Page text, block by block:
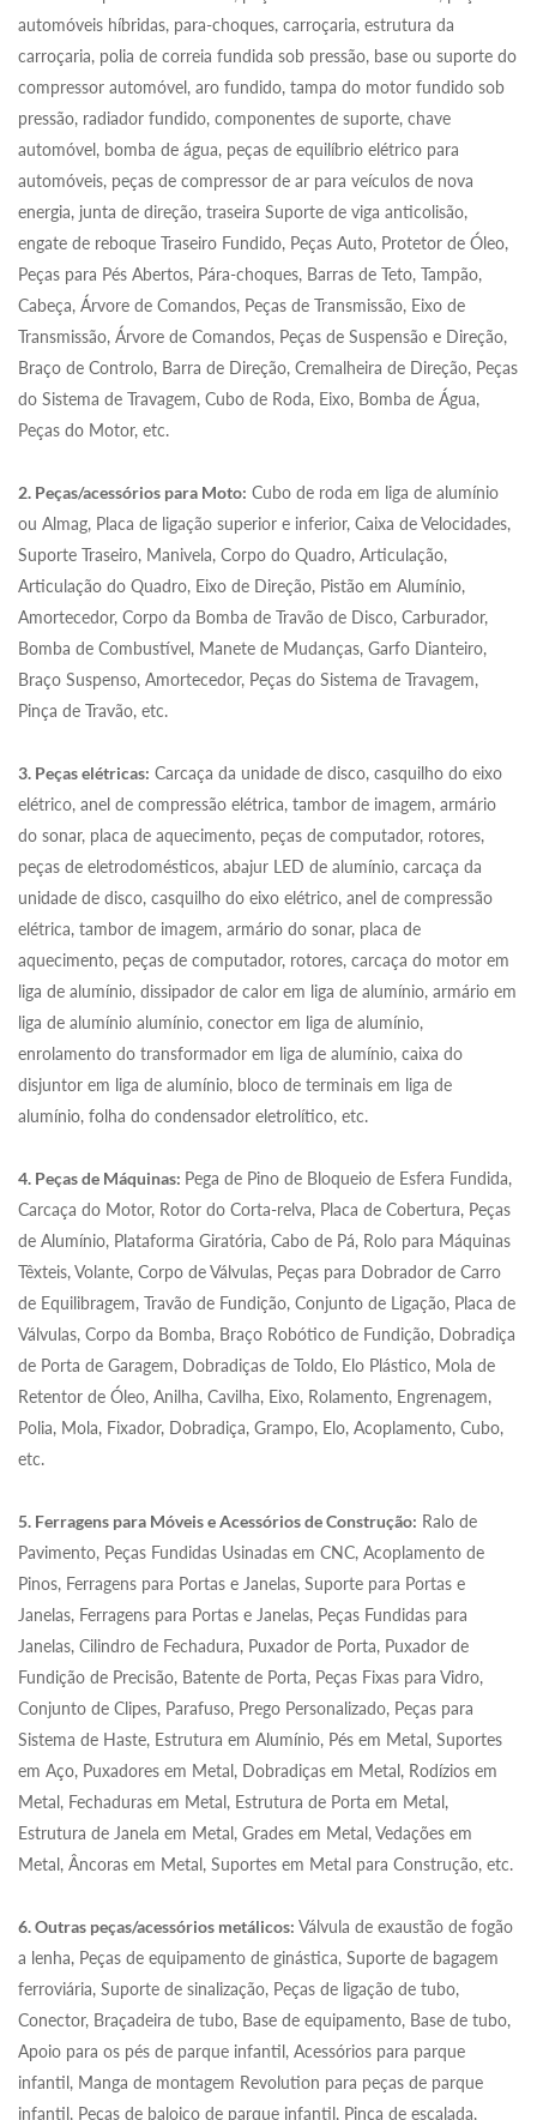
automóveis híbridas, para-choques, carroçaria, estrutura da
carroçaria, polia de correia fundida sob pressão, base ou suporte do
compressor automóvel, aro fundido, tampa do motor fundido sob
pressão, radiador fundido, componentes de suporte, chave
automóvel, bomba de água, peças de equilíbrio elétrico para
automóveis, peças de compressor de ar para veículos de nova
energia, junta de direção, traseira Suporte de viga anticolisão,
engate de reboque Traseiro Fundido, Peças Auto, Protetor de Óleo,
Peças para Pés Abertos, Pára-choques, Barras de Teto, Tampão,
Cabeça, Árvore de Comandos, Peças de Transmissão, Eixo de
Transmissão, Árvore de Comandos, Peças de Suspensão e Direção,
Braço de Controlo, Barra de Direção, Cremalheira de Direção, Peças
do Sistema de Travagem, Cubo de Roda, Eixo, Bomba de Água,
Peças do Motor, etc.
2. Peças/acessórios para Moto: Cubo de roda em liga de alumínio
ou Almag, Placa de ligação superior e inferior, Caixa de Velocidades,
Suporte Traseiro, Manivela, Corpo do Quadro, Articulação,
Articulação do Quadro, Eixo de Direção, Pistão em Alumínio,
Amortecedor, Corpo da Bomba de Travão de Disco, Carburador,
Bomba de Combustível, Manete de Mudanças, Garfo Dianteiro,
Braço Suspenso, Amortecedor, Peças do Sistema de Travagem,
Pinça de Travão, etc.
3. Peças elétricas: Carcaça da unidade de disco, casquilho do eixo
elétrico, anel de compressão elétrica, tambor de imagem, armário
do sonar, placa de aquecimento, peças de computador, rotores,
peças de eletrodomésticos, abajur LED de alumínio, carcaça da
unidade de disco, casquilho do eixo elétrico, anel de compressão
elétrica, tambor de imagem, armário do sonar, placa de
aquecimento, peças de computador, rotores, carcaça do motor em
liga de alumínio, dissipador de calor em liga de alumínio, armário em
liga de alumínio alumínio, conector em liga de alumínio,
enrolamento do transformador em liga de alumínio, caixa do
disjuntor em liga de alumínio, bloco de terminais em liga de
alumínio, folha do condensador eletrolítico, etc.
4. Peças de Máquinas: Pega de Pino de Bloqueio de Esfera Fundida,
Carcaça do Motor, Rotor do Corta-relva, Placa de Cobertura, Peças
de Alumínio, Plataforma Giratória, Cabo de Pá, Rolo para Máquinas
Têxteis, Volante, Corpo de Válvulas, Peças para Dobrador de Carro
de Equilibragem, Travão de Fundição, Conjunto de Ligação, Placa de
Válvulas, Corpo da Bomba, Braço Robótico de Fundição, Dobradiça
de Porta de Garagem, Dobradiças de Toldo, Elo Plástico, Mola de
Retentor de Óleo, Anilha, Cavilha, Eixo, Rolamento, Engrenagem,
Polia, Mola, Fixador, Dobradiça, Grampo, Elo, Acoplamento, Cubo,
etc.
5. Ferragens para Móveis e Acessórios de Construção: Ralo de
Pavimento, Peças Fundidas Usinadas em CNC, Acoplamento de
Pinos, Ferragens para Portas e Janelas, Suporte para Portas e
Janelas, Ferragens para Portas e Janelas, Peças Fundidas para
Janelas, Cilindro de Fechadura, Puxador de Porta, Puxador de
Fundição de Precisão, Batente de Porta, Peças Fixas para Vidro,
Conjunto de Clipes, Parafuso, Prego Personalizado, Peças para
Sistema de Haste, Estrutura em Alumínio, Pés em Metal, Suportes
em Aço, Puxadores em Metal, Dobradiças em Metal, Rodízios em
Metal, Fechaduras em Metal, Estrutura de Porta em Metal,
Estrutura de Janela em Metal, Grades em Metal, Vedações em
Metal, Âncoras em Metal, Suportes em Metal para Construção, etc.
6. Outras peças/acessórios metálicos: Válvula de exaustão de fogão
a lenha, Peças de equipamento de ginástica, Suporte de bagagem
ferroviária, Suporte de sinalização, Peças de ligação de tubo,
Conector, Braçadeira de tubo, Base de equipamento, Base de tubo,
Apoio para os pés de parque infantil, Acessórios para parque
infantil, Manga de montagem Revolution para peças de parque
infantil, Peças de baloiço de parque infantil, Pinça de escalada,